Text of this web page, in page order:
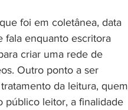
foi em coletânea, data
fala enquanto escritora
criar uma rede de
Outro ponto a ser
da leitura, quem
público leitor, a finalidade